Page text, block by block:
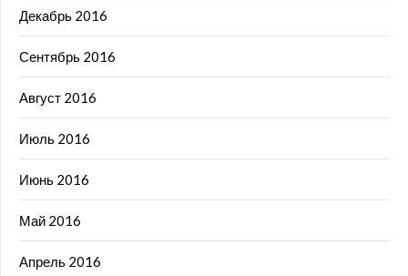
Декабрь 2016
Сентябрь 2016
Август 2016
Июль 2016
Июнь 2016
Май 2016
Апрель 2016